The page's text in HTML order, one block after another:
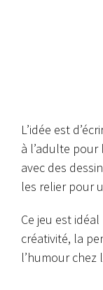
L’idée est
à l’adulte
avec des
les relier pour
Ce jeu est
créativité, la
l’humour chez